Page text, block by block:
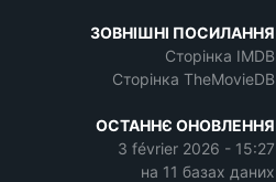
ЗОВНІШНІ ПОСИЛАННЯ
Сторінка IMDB
Сторінка TheMovieDB
ОСТАННЄ ОНОВЛЕННЯ
3 février 2026 - 15:27
на 11 базах даних